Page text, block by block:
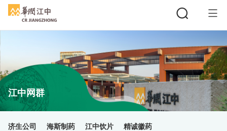
搜索
江中网群
济生公司 海斯制药 江中饮片 精诚徽药